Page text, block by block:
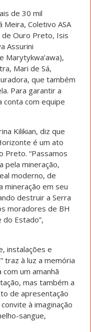
de 30 mil
Coletivo ASA
de Ouro Preto, Isis
Assurini
Marytykwa’awa),
Mari de Sá,
que também
Para garantir a
conta com equipe
Kilikian, diz que
é um ato
Preto. “Passamos
pela mineração,
moderno, de
mineração em seu
destruir a Serra
moradores de BH
Estado”,
instalações e
traz à luz a memória
um amanhã
mas também a
de apresentação
à imaginação
sangue,